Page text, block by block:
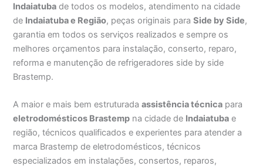
Indaiatuba de todos os modelos, atendimento na cidade
de Indaiatuba e Região, peças originais paraSide by Side,
garantia em todos os serviços realizados e sempre os
melhores orçamentos para instalação, conserto, reparo,
reforma e manutenção de refrigeradores side by side
Brastemp.
A maior e mais bem estruturadaassistência técnica para
eletrodomésticos Brastemp na cidade de Indaiatuba e
região, técnicos qualificados e experientes para atender a
marca Brastemp de eletrodomésticos, técnicos
especializados em instalações, consertos, reparos,